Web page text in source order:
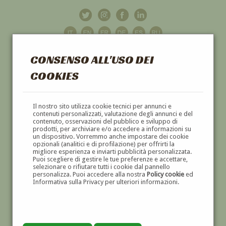
CONSENSO ALL'USO DEI
COOKIES
Il nostro sito utilizza cookie tecnici per annunci e
contenuti personalizzati, valutazione degli annunci e del
contenuto, osservazioni del pubblico e sviluppo di
prodotti, per archiviare e/o accedere a informazioni su
un dispositivo. Vorremmo anche impostare dei cookie
opzionali (analitici e di profilazione) per offrirti la
migliore esperienza e inviarti pubblicità personalizzata.
Puoi scegliere di gestire le tue preferenze e accettare,
selezionare o rifiutare tutti i cookie dal pannello
personalizza. Puoi accedere alla nostra Policy cookieed
Informativa sulla Privacy per ulteriori informazioni.
GALLERIAD'ARTE
DIPINTI E SCULTURE '800 E '900